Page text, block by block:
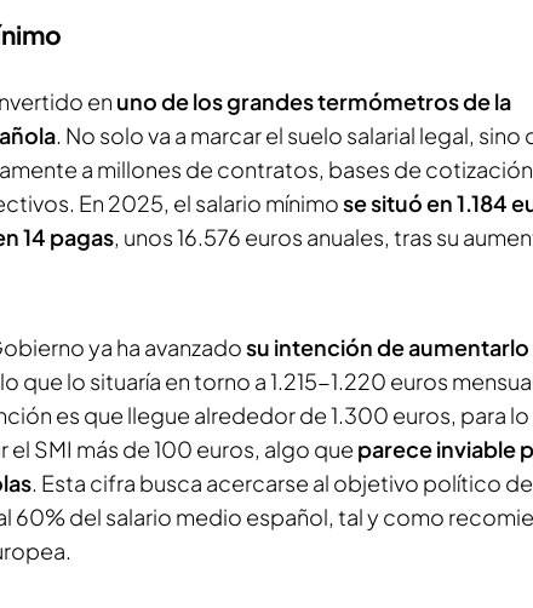
en uno de los grandes termómetros de la
. No solo va a marcar el suelo salarial legal, sino
a millones de contratos, bases de
En 2025, el salario mínimose situó en 1.184
14 pagas, unos 16.576 euros anuales, tras su
ya ha avanzadosu intención de
que lo situaría en torno a 1.215-1.220 euros
es que llegue alrededor de 1.300 euros, para
el SMI más de 100 euros, algo que parece inviable
. Esta cifra busca acercarse al objetivo político
60% del salario medio español, tal y como